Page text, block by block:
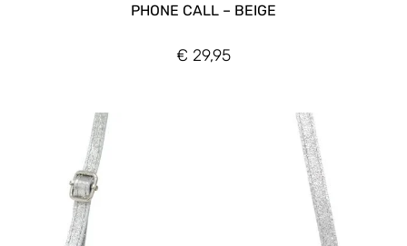
PHONE CALL – BEIGE
€ 29,95